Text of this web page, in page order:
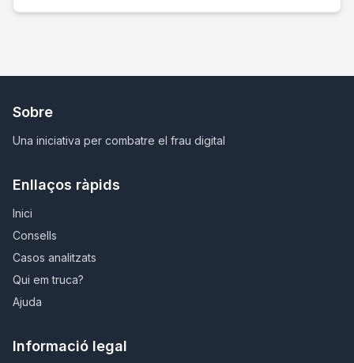
Sobre
Una iniciativa per combatre el frau digital
Enllaços ràpids
Inici
Consells
Casos analitzats
Qui em truca?
Ajuda
Informació legal